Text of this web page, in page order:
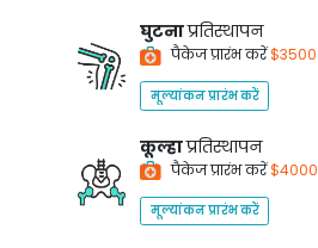
घुटनाप्रतिस्थापन
पैकेज प्रारंभ करें$3500
मूल्यांकन प्रारंभ करें
कूल्हाप्रतिस्थापन
पैकेज प्रारंभ करें$4000
मूल्यांकन प्रारंभ करें